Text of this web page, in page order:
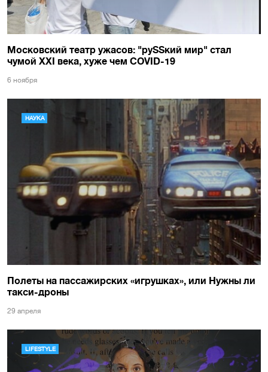
Московский театр ужасов: "руSSкий мир" стал
чумой XXI века, хуже чем COVID-19
6 ноября
НАУКА
Полеты на пассажирских «игрушках», или Нужны ли
такси-дроны
29 апреля
LIFESTYLE